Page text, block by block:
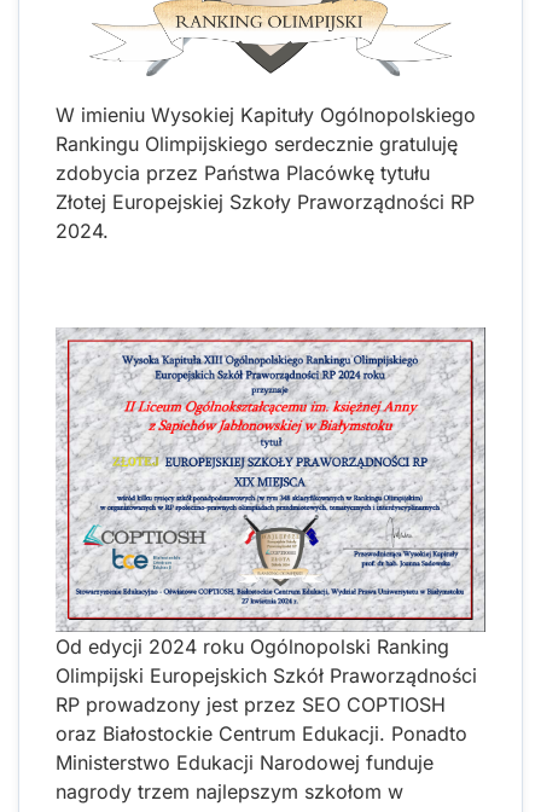
W imieniu Wysokiej Kapituły Ogólnopolskiego
Rankingu Olimpijskiego serdecznie gratuluję
zdobycia przez Państwa Placówkę tytułu
Złotej Europejskiej Szkoły Praworządności RP
2024.
Od edycji 2024 roku Ogólnopolski Ranking
Olimpijski Europejskich Szkół Praworządności
RP prowadzony jest przez SEO COPTIOSH
oraz Białostockie Centrum Edukacji. Ponadto
Ministerstwo Edukacji Narodowej funduje
nagrody trzem najlepszym szkołom w